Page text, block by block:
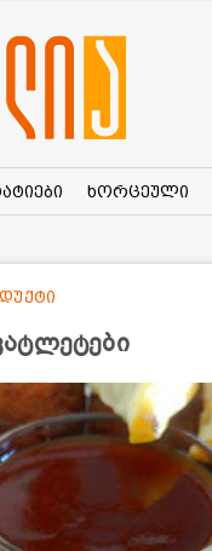
ხორცეული